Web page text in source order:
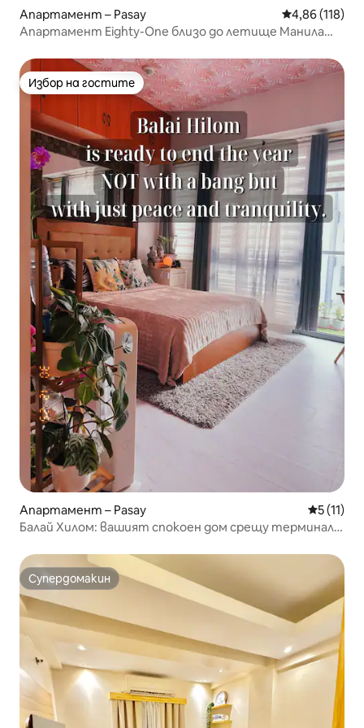
Апартамент – Pasay Средна
4,86 (118)
Апартамент Eighty-One близо до летище Манила
Избор на гостите
Избор на гостите
Апартамент – Pasay Средна
5 (11)
Балай Хилом: вашият спокоен дом срещу терминал 3
Супердомакин
Супердомакин